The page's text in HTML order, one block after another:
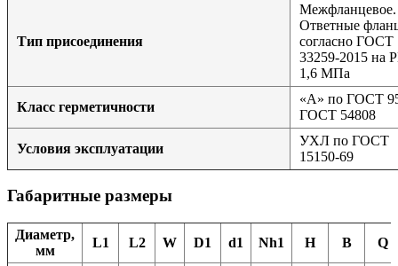
Тип присоединения
Межфланцевое.
Ответные
согласно ГОСТ
33259-2015 на
1,6 МПа
Класс герметичности
«А» по ГОСТ
ГОСТ 54808
Условия эксплуатации
УХЛ по ГОСТ
15150-69
Габаритные размеры
Диаметр,
мм
L1 L2 W D1 d1 Nh1 H B Q